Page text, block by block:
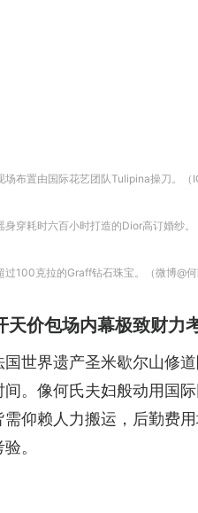
场布置由国际花艺团队Tulipina操刀。（
身穿耗时六百小时打造的Dior高订婚纱。
过100克拉的Graff钻石珠宝。（微博@何
天价包场内幕极致财力
国世界遗产圣米歇尔山修
间。像何氏夫妇般动用国
需仰赖人力搬运，后勤费
。